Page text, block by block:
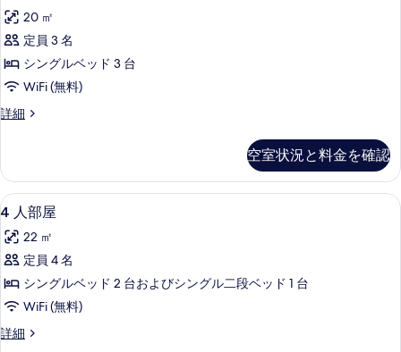
示
す
る
写
真
を
表
示
細
リ
プ
ル
ル
ー
ム
す
べ
て
の
写
真
を
表
20 ㎡
定員 3 名
シングルベッド 3 台
WiFi (無料)
詳細
ト
ル
ー
ム
詳
細
空室状況と料金を確認
4
人
部
屋
の
す
べ
4 人部屋 | 羽毛の掛け布団、ミニバ
9
4 人部屋
22 ㎡
定員 4 名
シングルベッド 2 台およびシングル二段ベッド 1 台
WiFi (無料)
詳細
4